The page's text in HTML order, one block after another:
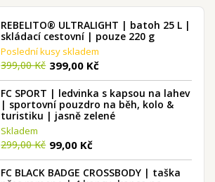
REBELITO® ULTRALIGHT | batoh 25 L |
skládací cestovní | pouze 220 g
Poslední kusy skladem
399,00 Kč 399,00 Kč
FC SPORT | ledvinka s kapsou na lahev
| sportovní pouzdro na běh, kolo &
turistiku | jasně zelené
Skladem
299,00 Kč 99,00 Kč
FC BLACK BADGE CROSSBODY | taška